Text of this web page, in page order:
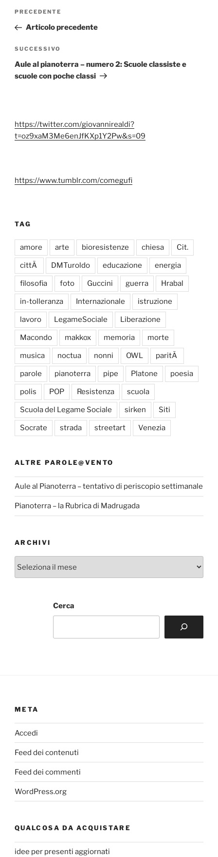
Navigazione
Articolo
precedente:
PRECEDENTE
Articolo precedente
Articolo
successivo
SUCCESSIVO
Aule al pianoterra – numero 2: Scuole classiste e
scuole con poche classi
https://twitter.com/giovannirealdi?
t=oz9xaM3Me6enJfKXp1Y2Pw&s=09
https://www.tumblr.com/comegufi
TAG
amore arte bioresistenze chiesa Cit.
cittÃ DMTuroldo educazione energia
filosofia foto Guccini guerra Hrabal
in-tolleranza Internazionale istruzione
lavoro LegameSociale Liberazione
Macondo makkox memoria morte
musica noctua nonni OWL paritÃ
parole pianoterra pipe Platone poesia
polis POP Resistenza scuola
Scuola del Legame Sociale sirken Siti
Socrate strada streetart Venezia
ALTRE PAROLE@VENTO
Aule al Pianoterra – tentativo di periscopio settimanale
Pianoterra – la Rubrica di Madrugada
ARCHIVI
Cerca
META
Accedi
Feed dei contenuti
Feed dei commenti
WordPress.org
QUALCOSA DA ACQUISTARE
idee per presenti aggiornati